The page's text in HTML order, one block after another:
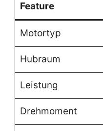
Feature
Motortyp
Hubraum
Leistung
Drehmoment